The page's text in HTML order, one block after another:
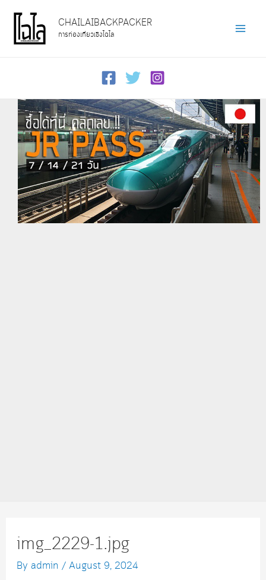
content
CHAILAIBACKPACKER
การท่องเที่ยวเชิงไฉไล
img_2229-1.jpg
By admin / August 9, 2024